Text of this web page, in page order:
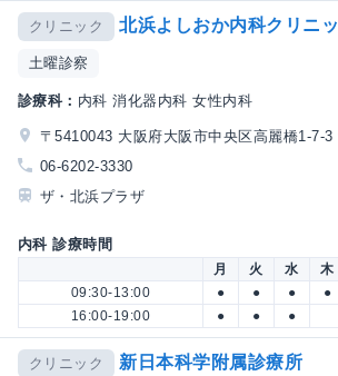
クリニック 北浜よしおか内科クリニ
土曜診察
診療科： 内科 消化器内科 女性内科
〒5410043 大阪府大阪市中央区高麗橋1-7-
06-6202-3330
ザ・北浜プラザ
内科 診療時間
月 火 水 木
09:30-13:00
● ● ● ●
16:00-19:00
● ● ●
クリニック 新日本科学附属診療所